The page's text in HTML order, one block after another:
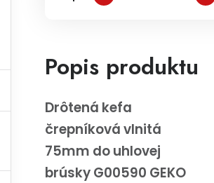
Popis produktu
Drôtená kefa
črepníková vlnitá
75mm do uhlovej
brúsky G00590 GEKO